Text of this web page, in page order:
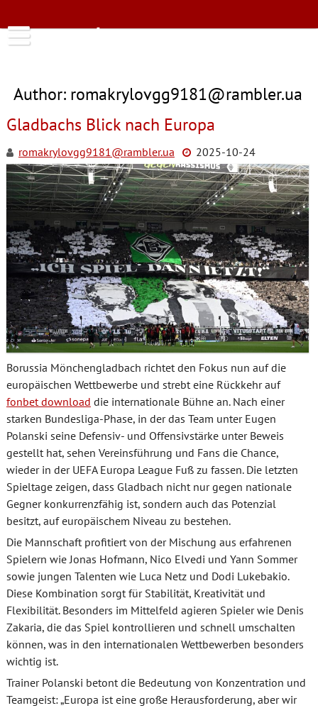
content
spreeborussen
Author: romakrylovgg9181@rambler.ua
Gladbachs Blick nach Europa
romakrylovgg9181@rambler.ua 2025-10-24
Borussia Mönchengladbach richtet den Fokus nun auf die
europäischen Wettbewerbe und strebt eine Rückkehr auf
fonbet download die internationale Bühne an. Nach einer
starken Bundesliga-Phase, in der das Team unter Eugen
Polanski seine Defensiv- und Offensivstärke unter Beweis
gestellt hat, sehen Vereinsführung und Fans die Chance,
wieder in der UEFA Europa League Fuß zu fassen. Die letzten
Spieltage zeigen, dass Gladbach nicht nur gegen nationale
Gegner konkurrenzfähig ist, sondern auch das Potenzial
besitzt, auf europäischem Niveau zu bestehen.
Die Mannschaft profitiert von der Mischung aus erfahrenen
Spielern wie Jonas Hofmann, Nico Elvedi und Yann Sommer
sowie jungen Talenten wie Luca Netz und Dodi Lukebakio.
Diese Kombination sorgt für Stabilität, Kreativität und
Flexibilität. Besonders im Mittelfeld agieren Spieler wie Denis
Zakaria, die das Spiel kontrollieren und schnell umschalten
können, was in den internationalen Wettbewerben besonders
wichtig ist.
Trainer Polanski betont die Bedeutung von Konzentration und
Teamgeist: „Europa ist eine große Herausforderung, aber wir